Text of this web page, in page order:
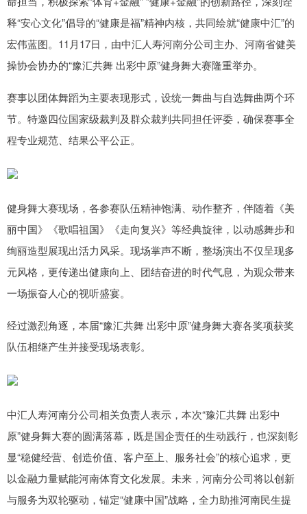
释“安心文化”倡导的“健康是福”精神内核，共同绘就“健康中汇”的
宏伟蓝图。11月17日，由中汇人寿河南分公司主办、河南省健美
操协会协办的“豫汇共舞 出彩中原”健身舞大赛隆重举办。
赛事以团体舞蹈为主要表现形式，设统一舞曲与自选舞曲两个环
节。特邀四位国家级裁判及群众裁判共同担任评委，确保赛事全
程专业规范、结果公平公正。
健身舞大赛现场，各参赛队伍精神饱满、动作整齐，伴随着《美
丽中国》《歌唱祖国》《走向复兴》等经典旋律，以动感舞步和
绚丽造型展现出活力风采。现场掌声不断，整场演出不仅呈现多
元风格，更传递出健康向上、团结奋进的时代气息，为观众带来
一场振奋人心的视听盛宴。
经过激烈角逐，本届“豫汇共舞 出彩中原”健身舞大赛各奖项获奖
队伍相继产生并接受现场表彰。
中汇人寿河南分公司相关负责人表示，本次“豫汇共舞 出彩中
原”健身舞大赛的圆满落幕，既是国企责任的生动践行，也深刻彰
显“稳健经营、创造价值、客户至上、服务社会”的核心追求，更
以金融力量赋能河南体育文化发展。未来，河南分公司将以创新
与服务为双轮驱动，锚定“健康中国”战略，全力助推河南民生提